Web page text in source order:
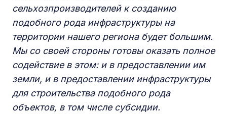
сельхозпроизводителей к созданию
подобного рода инфраструктуры на
территории нашего региона будет большим.
Мы со своей стороны готовы оказать полное
содействие в этом: и в предоставлении им
земли, и в предоставлении инфраструктуры
для строительства подобного рода
объектов, в том числе субсидии.